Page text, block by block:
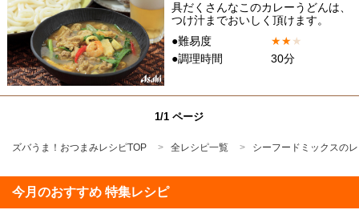
具だくさんなこのカレーうどんは、
つけ汁までおいしく頂けます。
●難易度
★★★
●調理時間
30分
1/1 ページ
ズバうま！おつまみレシピTOP 全レシピ一覧 シーフードミックスの
今月のおすすめ 特集レシピ